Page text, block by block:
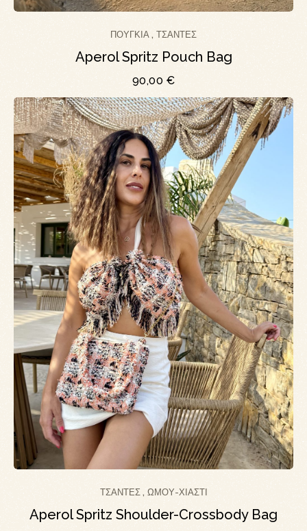
ΠΟΥΓΚΊΑ , ΤΣΆΝΤΕΣ
Aperol Spritz Pouch Bag
90,00 €
ΤΣΆΝΤΕΣ, ΏΜΟΥ-ΧΙΑΣΤΊ
Aperol Spritz Shoulder-Crossbody Bag